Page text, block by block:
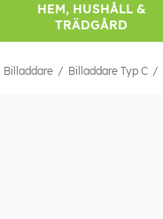
HEM, HUSHÅLL &
TRÄDGÅRD
Billaddare Billaddare Typ C